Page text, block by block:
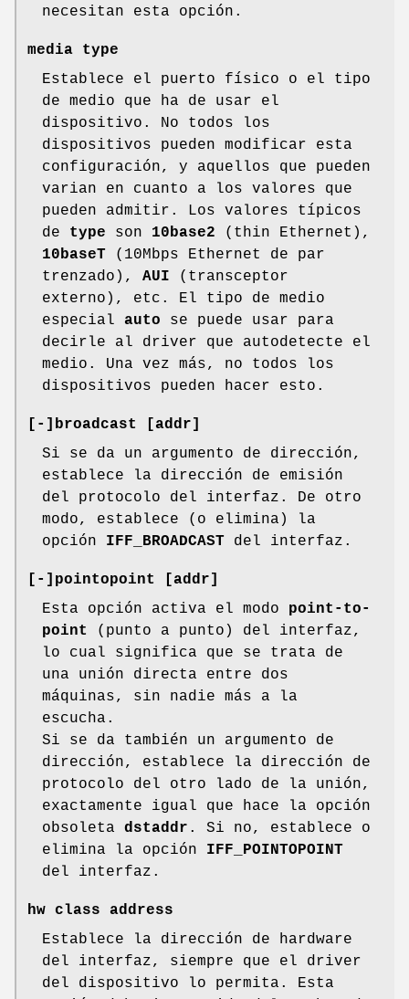
necesitan esta opción.
media type
Establece el puerto físico o el tipo
de medio que ha de usar el
dispositivo. No todos los
dispositivos pueden modificar esta
configuración, y aquellos que pueden
varian en cuanto a los valores que
pueden admitir. Los valores típicos
de type son 10base2 (thin Ethernet),
10baseT (10Mbps Ethernet de par
trenzado), AUI (transceptor
externo), etc. El tipo de medio
especial auto se puede usar para
decirle al driver que autodetecte el
medio. Una vez más, no todos los
dispositivos pueden hacer esto.
[-]broadcast [addr]
Si se da un argumento de dirección,
establece la dirección de emisión
del protocolo del interfaz. De otro
modo, establece (o elimina) la
opción IFF_BROADCAST del interfaz.
[-]pointopoint [addr]
Esta opción activa el modo point-to-
point
(punto a punto) del interfaz,
lo cual significa que se trata de
una unión directa entre dos
máquinas, sin nadie más a la
escucha.
Si se da también un argumento de
dirección, establece la dirección de
protocolo del otro lado de la unión,
exactamente igual que hace la opción
obsoleta dstaddr . Si no, establece o
elimina la opción IFF_POINTOPOINT
del interfaz.
hw class address
Establece la dirección de hardware
del interfaz, siempre que el driver
del dispositivo lo permita. Esta